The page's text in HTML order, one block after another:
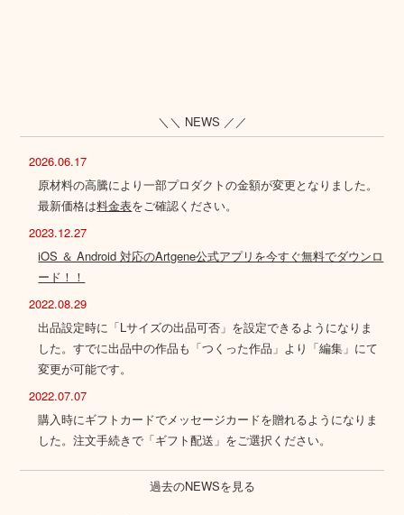
＼＼ NEWS ／／
2026.06.17
原材料の高騰により一部プロダクトの金額が変更となりました。
最新価格は料金表をご確認ください。
2023.12.27
iOS ＆ Android 対応のArtgene公式アプリを今すぐ無料でダウンロ
ード！！
2022.08.29
出品設定時に「Lサイズの出品可否」を設定できるようになりま
した。すでに出品中の作品も「つくった作品」より「編集」にて
変更が可能です。
2022.07.07
購入時にギフトカードでメッセージカードを贈れるようになりま
した。注文手続きで「ギフト配送」をご選択ください。
過去のNEWSを見る